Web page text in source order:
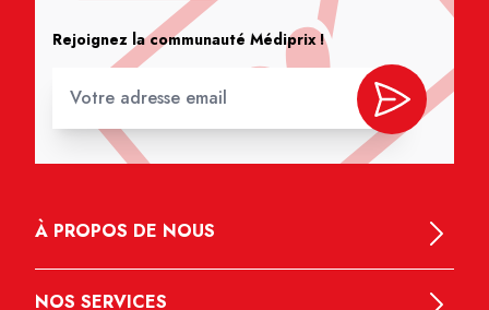
Rejoignez la communauté Médiprix !
À PROPOS DE NOUS
NOS SERVICES